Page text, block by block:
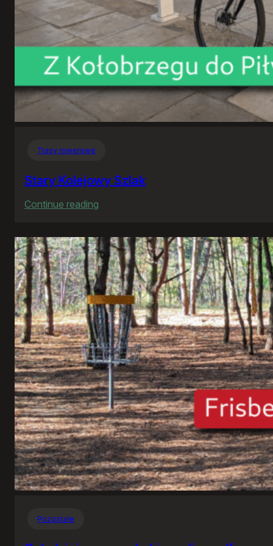
Trasy rowerowe
Stary Kolejowy Szlak
Continue reading
Kolejowy
Szlak
Pozostałe